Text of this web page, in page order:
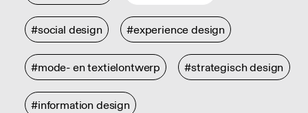
#social design #experience design
#mode- en textielontwerp #strategisch design
#information design